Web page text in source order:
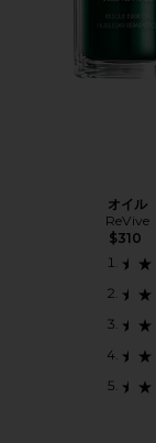
オイル
ReVive
$310